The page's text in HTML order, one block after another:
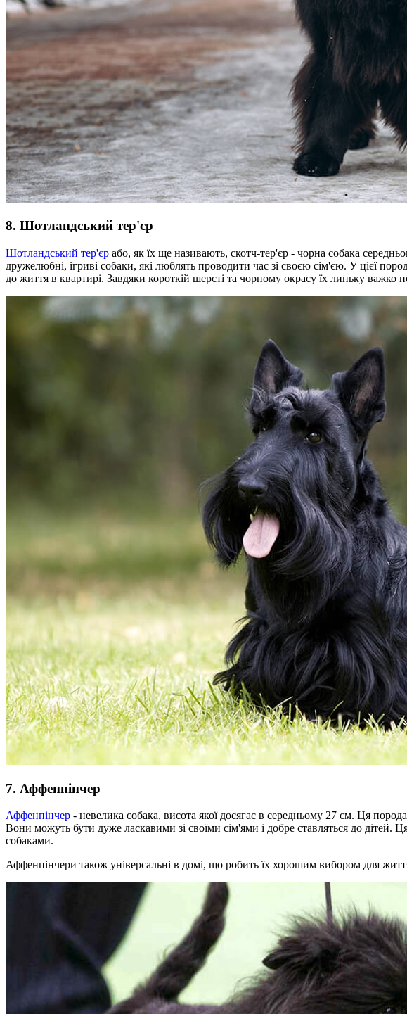
8. Шотландський тер'єр
Шотландський тер'єр або, як їх ще називають, скотч-тер'єр - чорна собака
дружелюбні, ігриві собаки, які люблять проводити час зі своєю сім'єю. У цієї
до життя в квартирі. Завдяки короткій шерсті та чорному окрасу їх линьку
7. Аффенпінчер
Аффенпінчер - невелика собака, висота якої досягає в середньому 27 см. Ця
Вони можуть бути дуже ласкавими зі своїми сім'ями і добре ставляться до
собаками.
Аффенпінчери також універсальні в домі, що робить їх хорошим вибором для